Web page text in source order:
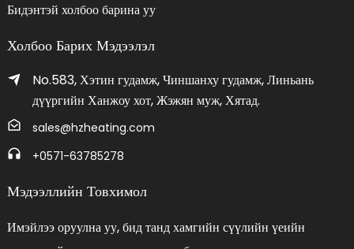
Бидэнтэй холбоо барина уу
Холбоо Барих Мэдээлэл
No.583, Хэтин гудамж, Чиншанху гудамж, Линьань
дүүргийн Ханжоу хот, Жэжян муж, Хятад.
sales@hzheating.com
+0571-63785278
Мэдээллийн Товхимол
Имэйлээ оруулна уу, бид танд хамгийн сүүлийн үеийн